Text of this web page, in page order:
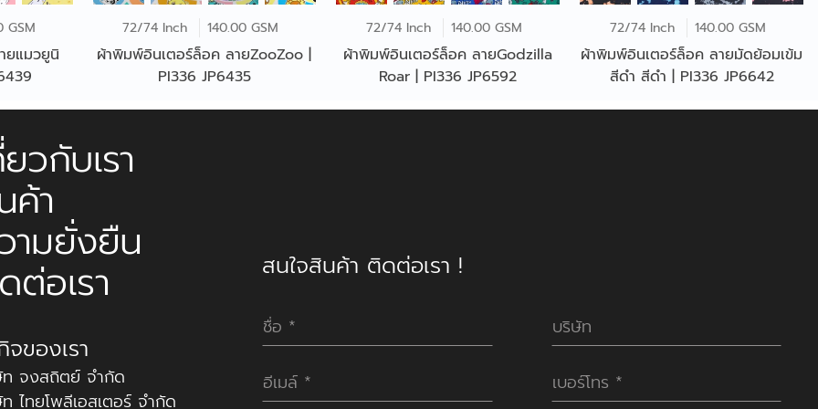
GSM
ยแมวยูนิ
72/74 Inch 140.00 GSM
ผ้าพิมพ์อินเตอร์ล็อค ลายZooZoo |
PI336 JP6435
72/74 Inch 140.00 GSM
ผ้าพิมพ์อินเตอร์ล็อค ลายGodzilla
Roar | PI336 JP6592
72/74 Inch 140.00 GSM
ผ้าพิมพ์อินเตอร์ล็อค ลายมัดย้อมเข้ม
สีดำ สีดำ | PI336 JP6642
วกับเรา
ค้า
ามยั่งยืน
ต่อเรา
จของเรา
จงสถิตย์ จำกัด
ไทยโพลีเอสเตอร์ จำกัด
สนใจสินค้า ติดต่อเรา !